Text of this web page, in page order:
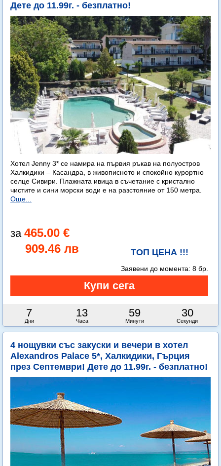
Дете до 11.99г. - безплатно!
Хотел Jenny 3* се намира на първия ръкав на полуостров
Халкидики – Касандра, в живописното и спокойно курортно
селце Сивири. Плажната ивица в съчетание с кристално
чистите и сини морски води е на разстояние от 150 метра.
Още...
465.00 €
909.46 лв
ТОП ЦЕНА !!!
7
Дни
13
Часа
59
Минути
29
Секунди
Заявени до момента: 8 бр.
4 нощувки със закуски и вечери в хотел
Alexandros Palace 5*, Халкидики, Гърция
през Септември! Дете до 11.99г. - безплатно!